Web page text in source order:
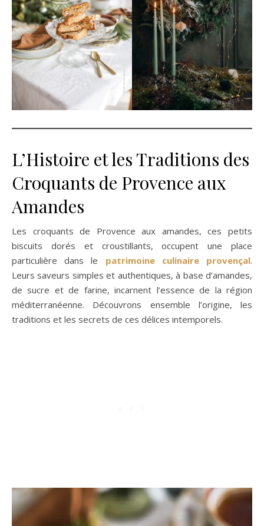
L’Histoire et les Traditions des
Croquants de Provence aux
Amandes
Les croquants de Provence aux amandes, ces petits
biscuits dorés et croustillants, occupent une place
particulière dans le patrimoine culinaire provençal.
Leurs saveurs simples et authentiques, à base d’amandes,
de sucre et de farine, incarnent l’essence de la région
méditerranéenne. Découvrons ensemble l’origine, les
traditions et les secrets de ces délices intemporels.